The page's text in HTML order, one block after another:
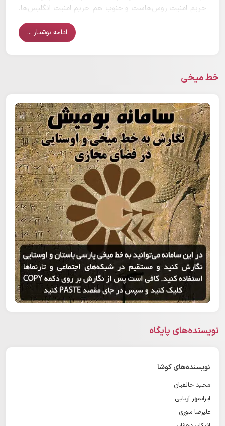
حریم امنیت روس‌هاست و جنوب هم حریم امنیت انگلیس‌ها،
غربش هم نمی‌دانم مال کجا، پس ما چه کاره‌ایم؟»
ادامه نوشتار ...
خط میخی
نویسنده‌های پایگاه
نویسنده‌های کوشا
مجید خالقیان
ایرانمهر آریایی
علیرضا سوری